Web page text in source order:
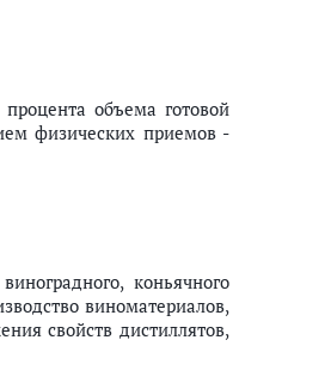
объема готовой
физических приемов -
коньячного
виноматериалов,
свойств дистиллятов,